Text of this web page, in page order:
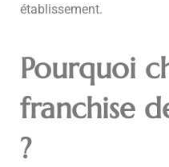
établissement.
Pourquoi
franchise
?